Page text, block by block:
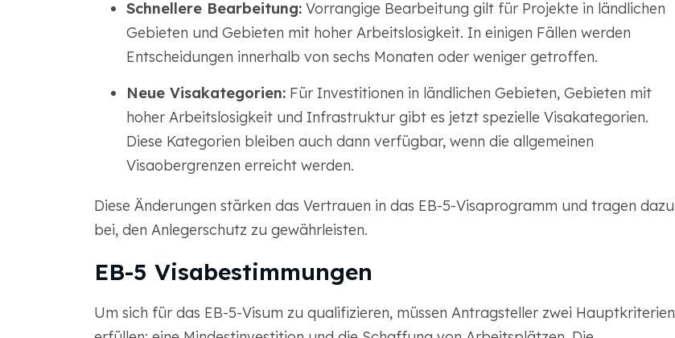
Schnellere Bearbeitung:Vorrangige Bearbeitung gilt für Projekte in ländlichen
Gebieten und Gebieten mit hoher Arbeitslosigkeit. In einigen Fällen werden
Entscheidungen innerhalb von sechs Monaten oder weniger getroffen.
Neue Visakategorien:Für Investitionen in ländlichen Gebieten, Gebieten mit
hoher Arbeitslosigkeit und Infrastruktur gibt es jetzt spezielle Visakategorien.
Diese Kategorien bleiben auch dann verfügbar, wenn die allgemeinen
Visaobergrenzen erreicht werden.
Diese Änderungen stärken das Vertrauen in das EB-5-Visaprogramm und tragen dazu
bei, den Anlegerschutz zu gewährleisten.
EB-5 Visabestimmungen
Um sich für das EB-5-Visum zu qualifizieren, müssen Antragsteller zwei Hauptkriterien